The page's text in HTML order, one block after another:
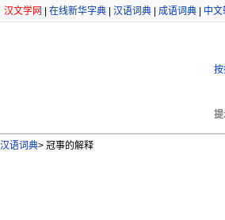
汉文学网 在线新华字典 汉语词典 成语词典 中文
提
汉语词典> 冠事的解释